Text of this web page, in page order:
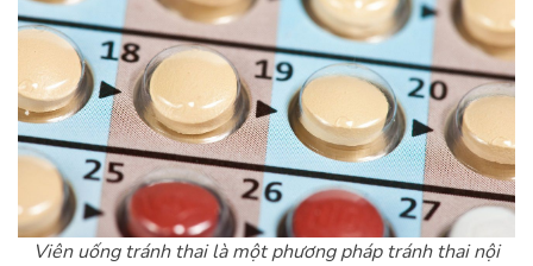
Viên uống tránh thai là một phương pháp tránh thai nội